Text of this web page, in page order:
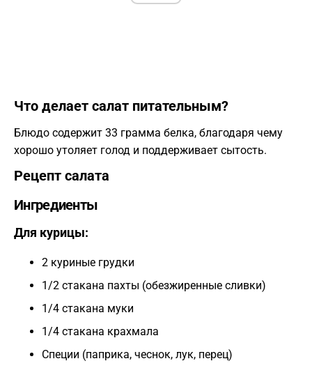
Что делает салат питательным?
Блюдо содержит 33 грамма белка, благодаря чему
хорошо утоляет голод и поддерживает сытость.
Рецепт салата
Ингредиенты
Для курицы:
2 куриные грудки
1/2 стакана пахты (обезжиренные сливки)
1/4 стакана муки
1/4 стакана крахмала
Специи (паприка, чеснок, лук, перец)